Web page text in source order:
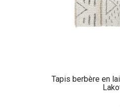
Tapis berbère en